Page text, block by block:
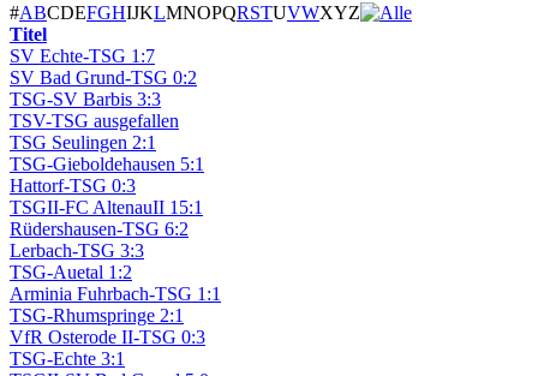
#ABCDEFGHIJKLMNOPQRSTUVWXYZ
Titel
SV Echte-TSG 1:7
SV Bad Grund-TSG 0:2
TSG-SV Barbis 3:3
TSV-TSG ausgefallen
TSG Seulingen 2:1
TSG-Gieboldehausen 5:1
Hattorf-TSG 0:3
TSGII-FC AltenauII 15:1
Rüdershausen-TSG 6:2
Lerbach-TSG 3:3
TSG-Auetal 1:2
Arminia Fuhrbach-TSG 1:1
TSG-Rhumspringe 2:1
VfR Osterode II-TSG 0:3
TSG-Echte 3:1